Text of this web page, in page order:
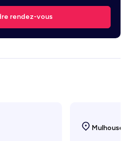
rendez-vous
Mulhouse